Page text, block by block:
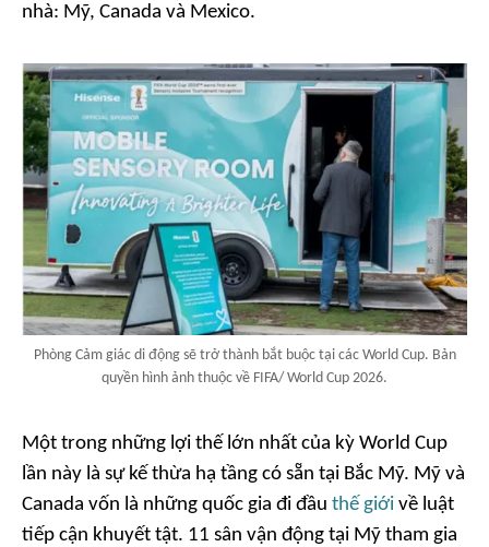
nhà: Mỹ, Canada và Mexico.
Phòng Cảm giác di động sẽ trở thành bắt buộc tại các World Cup. Bản
quyền hình ảnh thuộc về FIFA/ World Cup 2026.
Một trong những lợi thế lớn nhất của kỳ World Cup
lần này là sự kế thừa hạ tầng có sẵn tại Bắc Mỹ. Mỹ và
Canada vốn là những quốc gia đi đầu thế giới về luật
tiếp cận khuyết tật. 11 sân vận động tại Mỹ tham gia